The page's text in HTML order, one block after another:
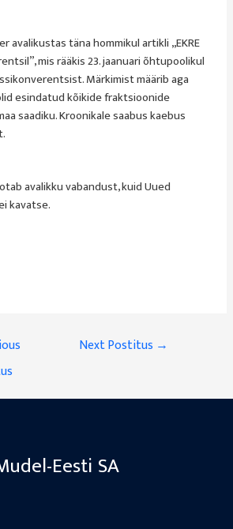
avalikustas täna hommikul artikli „EKRE
mis rääkis23. jaanuari õhtupoolikul
Märkimist määrib aga
esindatud kõikide fraktsioonide
saadiku. Kroonikale saabus kaebus
avalikku vabandust, kuid Uued
kavatse.
Next Postitus →
Eesti SA